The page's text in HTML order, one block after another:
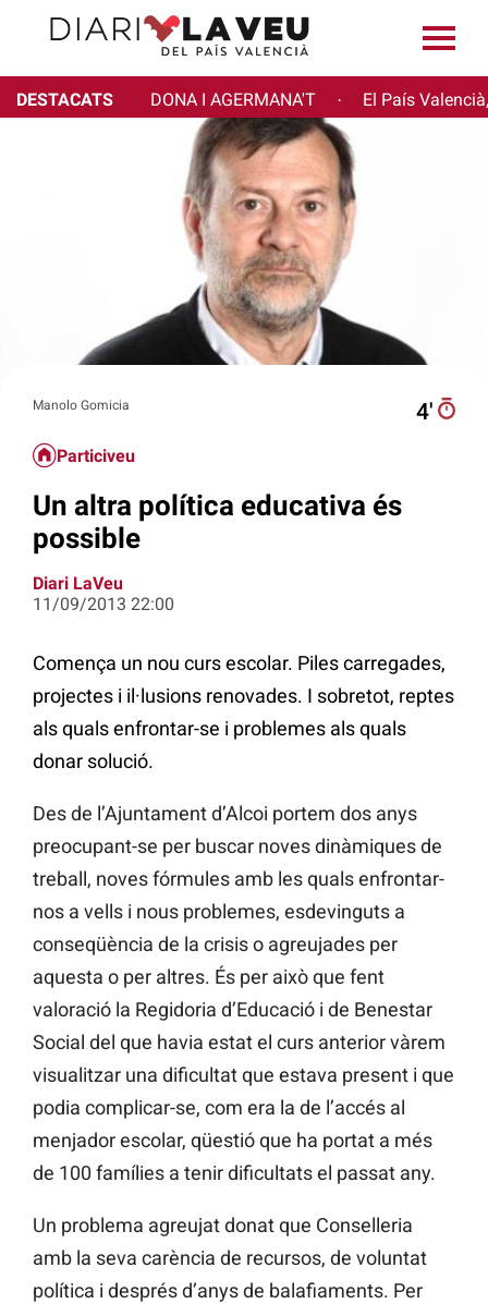
DESTACATS DONA I AGERMANA'T · El País
Manolo Gomicia 4′
Particiveu
Un altra política educativa és
possible
Diari LaVeu
11/09/2013 22:00
Comença un nou curs escolar. Piles carregades,
projectes i il·lusions renovades. I sobretot, reptes
als quals enfrontar-se i problemes als quals
donar solució.
Des de l’Ajuntament d’Alcoi portem dos anys
preocupant-se per buscar noves dinàmiques de
treball, noves fórmules amb les quals enfrontar-
nos a vells i nous problemes, esdevinguts a
conseqüència de la crisis o agreujades per
aquesta o per altres. És per això que fent
valoració la Regidoria d’Educació i de Benestar
Social del que havia estat el curs anterior vàrem
visualitzar una dificultat que estava present i que
podia complicar-se, com era la de l’accés al
menjador escolar, qüestió que ha portat a més
de 100 famílies a tenir dificultats el passat any.
Un problema agreujat donat que Conselleria
amb la seva carència de recursos, de voluntat
política i després d’anys de balafiaments. Per